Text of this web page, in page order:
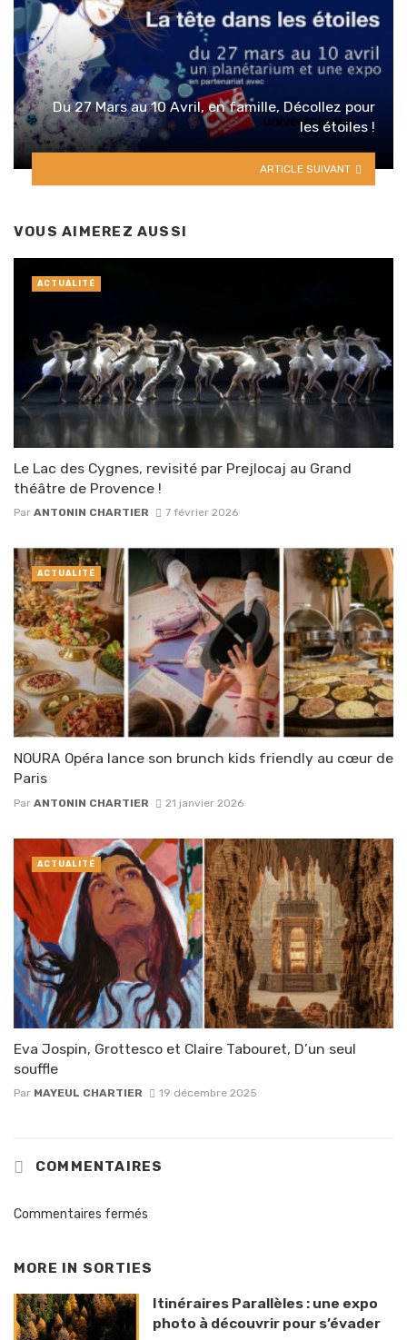
Du 27 Mars au 10 Avril, en famille, Décollez pour
les étoiles !
ARTICLE SUIVANT
VOUS AIMEREZ AUSSI
Le Lac des Cygnes, revisité par Prejlocaj au Grand
théâtre de Provence !
Par ANTONIN CHARTIER 7 février 2026
ACTUALITÉ
NOURA Opéra lance son brunch kids friendly au cœur de
Paris
Par ANTONIN CHARTIER 21 janvier 2026
ACTUALITÉ
Eva Jospin, Grottesco et Claire Tabouret, D’un seul
souffle
Par MAYEUL CHARTIER 19 décembre 2025
ACTUALITÉ
COMMENTAIRES
Commentaires fermés
MORE IN SORTIES
Itinéraires Parallèles : une expo
photo à découvrir pour s’évader